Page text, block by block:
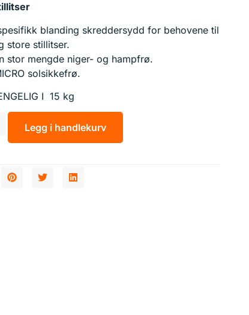
blanding skreddersydd for behovene til
store stillitser.
stor mengde niger- og hampfrø.
solsikkefrø.
I 15 kg
Legg i handlekurv